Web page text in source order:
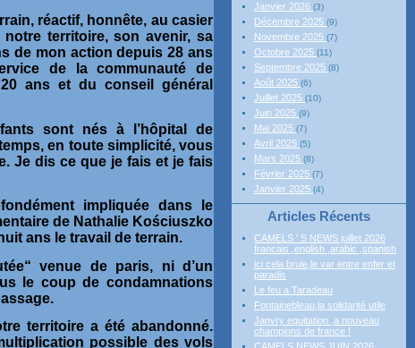
réactif, honnête, au casier
territoire, son avenir, sa
de mon action depuis 28 ans
de la communauté de
ans et du conseil général
sont nés à l’hôpital de
en toute simplicité, vous
Je dis ce que je fais et je fais
impliquée dans le
de Nathalie Kościuszko
ans le travail de terrain.
venue de paris, ni d’un
le coup de condamnations
territoire a été abandonné.
possible des vols
Janvier 2026 (3)
Décembre 2025 (9)
Novembre 2025 (7)
Octobre 2025 (11)
Septembre 2025 (8)
Août 2025 (6)
Juillet 2025 (10)
Juin 2025 (9)
Mai 2025 (7)
Avril 2025 (5)
Mars 2025 (8)
Février 2025 (7)
Janvier 2025 (4)
Articles Récents
CAMELS ' S NEWS juillet 2026
francais ,english ,arabic ,spanish
ici cela brule,le var entre enfer et
paradis
Le feu a Taradeau
Fontainebleau,la solidarité utile
Janvry equitation ,a nouveau
champions de france !